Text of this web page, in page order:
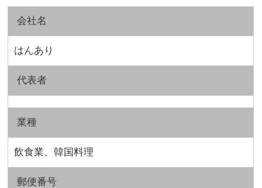
会社名
はんあり
代表者
業種
飲食業、韓国料理
郵便番号